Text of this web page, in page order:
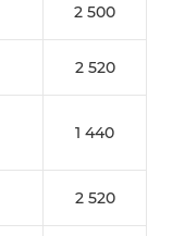
2 500
2 520
1 440
2 520